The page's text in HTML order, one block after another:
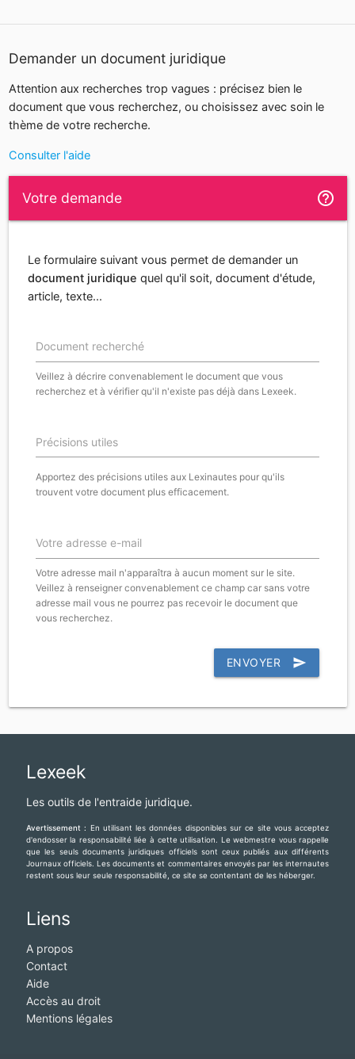
Demander un document juridique
Attention aux recherches trop vagues : précisez bien le
document que vous recherchez, ou choisissez avec soin le
thème de votre recherche.
Consulter l'aide
Votre demande help_outline
Le formulaire suivant vous permet de demander un
document juridique quel qu'il soit, document d'étude,
article, texte...
Document recherché
Veillez à décrire convenablement le document que vous
recherchez et à vérifier qu'il n'existe pas déjà dans Lexeek.
Précisions utiles
Apportez des précisions utiles aux Lexinautes pour qu'ils
trouvent votre document plus efficacement.
Votre adresse e-mail
Votre adresse mail n'apparaîtra à aucun moment sur le site.
Veillez à renseigner convenablement ce champ car sans votre
adresse mail vous ne pourrez pas recevoir le document que
vous recherchez.
ENVOYER send
Lexeek
Les outils de l'entraide juridique.
Avertissement : En utilisant les données disponibles sur ce site vous acceptez
d'endosser la responsabilité liée à cette utilisation. Le webmestre vous rappelle
que les seuls documents juridiques officiels sont ceux publiés aux différents
Journaux officiels. Les documents et commentaires envoyés par les internautes
restent sous leur seule responsabilité, ce site se contentant de les héberger.
Liens
A propos
Contact
Aide
Accès au droit
Mentions légales